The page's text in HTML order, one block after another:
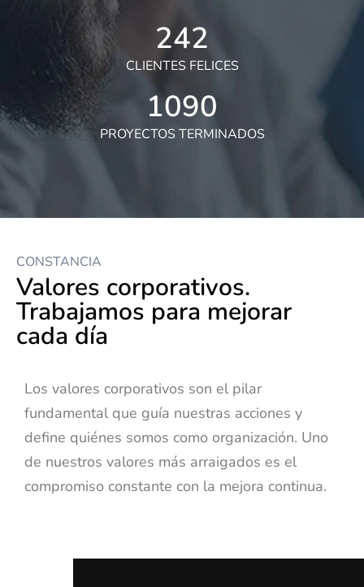
242
CLIENTES FELICES
1090
PROYECTOS TERMINADOS
CONSTANCIA
Valores corporativos.
Trabajamos para mejorar
cada día
Los valores corporativos son el pilar
fundamental que guía nuestras acciones y
define quiénes somos como organización. Uno
de nuestros valores más arraigados es el
compromiso constante con la mejora continua.